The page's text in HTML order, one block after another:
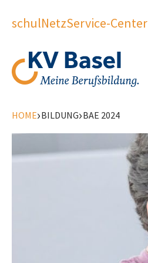
schulNetzService-Center
HOME›BILDUNG›BAE 2024